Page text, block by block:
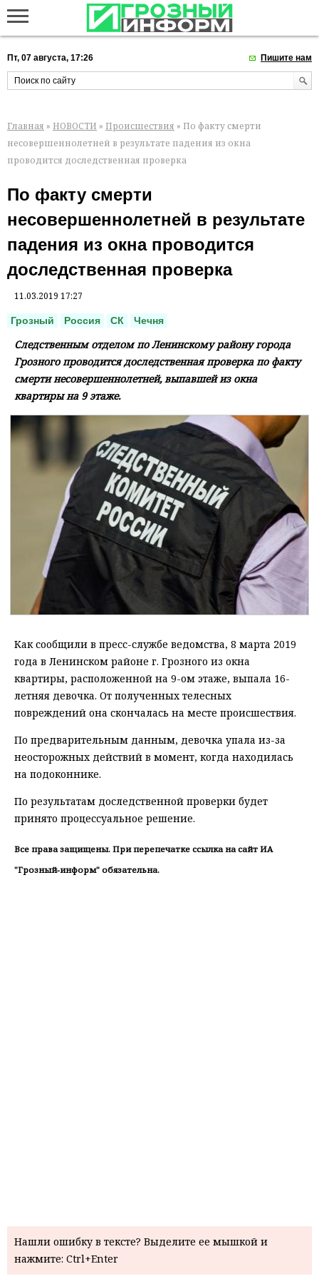
Пт, 07 августа, 17:26 Пишите нам
Главная » НОВОСТИ » Происшествия » По факту смерти
несовершеннолетней в результате падения из окна
проводится доследственная проверка
По факту смерти
несовершеннолетней в результате
падения из окна проводится
доследственная проверка
11.03.2019 17:27
Грозный Россия СК Чечня
Следственным отделом по Ленинскому району города
Грозного проводится доследственная проверка по факту
смерти несовершеннолетней, выпавшей из окна
квартиры на 9 этаже.
Как сообщили в пресс-службе ведомства, 8 марта 2019
года в Ленинском районе г. Грозного из окна
квартиры, расположенной на 9-ом этаже, выпала 16-
летняя девочка. От полученных телесных
повреждений она скончалась на месте происшествия.
По предварительным данным, девочка упала из-за
неосторожных действий в момент, когда находилась
на подоконнике.
По результатам доследственной проверки будет
принято процессуальное решение.
Все права защищены. При перепечатке ссылка на сайт ИА
"Грозный-информ" обязательна.
Нашли ошибку в тексте? Выделите ее мышкой и
нажмите: Ctrl+Enter